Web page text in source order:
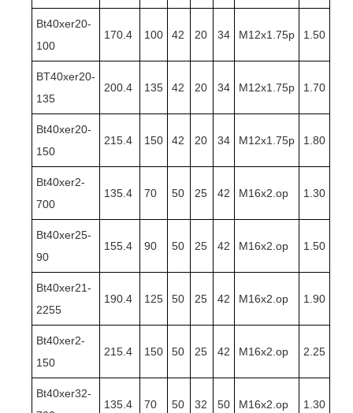
Bt40xer20-
100
170.4 100 42 20 34 M12x1.75p 1.50
BT40xer20-
135
200.4 135 42 20 34 M12x1.75p 1.70
Bt40xer20-
150
215.4 150 42 20 34 M12x1.75p 1.80
Bt40xer2-
700
135.4 70 50 25 42 M16x2.op 1.30
Bt40xer25-
90
155.4 90 50 25 42 M16x2.op 1.50
Bt40xer21-
2255
190.4 125 50 25 42 M16x2.op 1.90
Bt40xer2-
150
215.4 150 50 25 42 M16x2.op 2.25
Bt40xer32-
135.4 70 50 32 50 M16x2.op 1.30